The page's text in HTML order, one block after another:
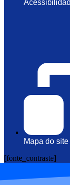
Mapa do site
[fonte_contraste]